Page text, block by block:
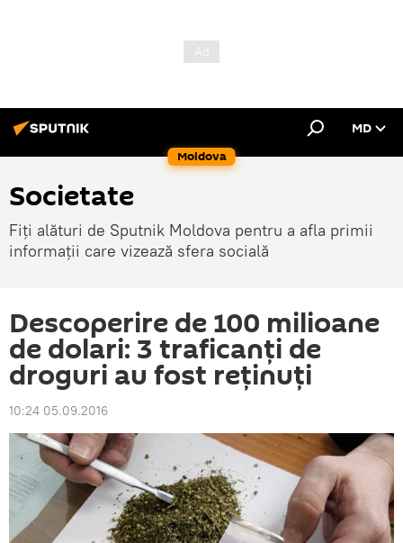
Moldova
MD
Societate
Fiți alături de Sputnik Moldova pentru a afla primii
informații care vizează sfera socială
Descoperire de 100 milioane
de dolari: 3 traficanți de
droguri au fost reținuți
10:24 05.09.2016